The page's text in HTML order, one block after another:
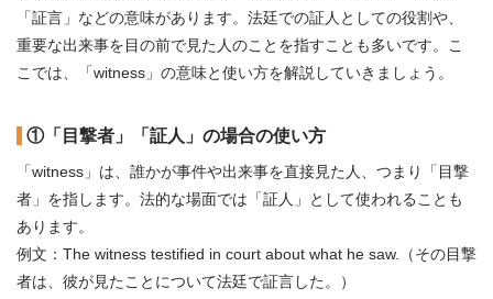
「証言」などの意味があります。法廷での証人としての役割や、
重要な出来事を目の前で見た人のことを指すことも多いです。こ
こでは、「witness」の意味と使い方を解説していきましょう。
①「目撃者」「証人」の場合の使い方
「witness」は、誰かが事件や出来事を直接見た人、つまり「目撃
者」を指します。法的な場面では「証人」として使われることも
あります。
例文：The witness testified in court about what he saw.（その目撃
者は、彼が見たことについて法廷で証言した。）